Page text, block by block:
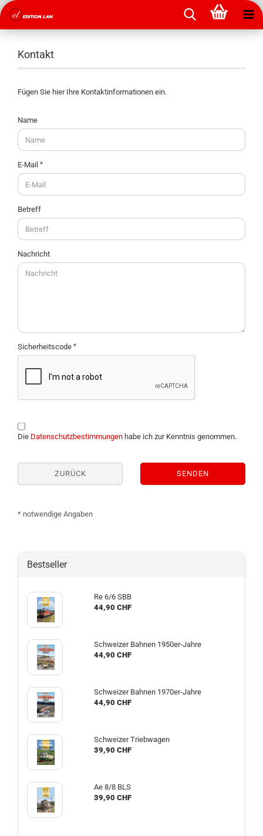
Kontakt
Fügen Sie hier Ihre Kontaktinformationen ein.
KONTAKT
Name
E-Mail
Betreff
Nachricht
Sicherheitscode
DATENSCHUTZBESTIMMUNGEN
Die Datenschutzbestimmungen habe ich zur Kenntnis genommen.
ZURÜCK SENDEN
* notwendige Angaben
Bestseller
Re 6/6 SBB
44,90 CHF
Schweizer Bahnen 1950er-Jahre
44,90 CHF
Schweizer Bahnen 1970er-Jahre
44,90 CHF
Schweizer Triebwagen
39,90 CHF
Ae 8/8 BLS
39,90 CHF